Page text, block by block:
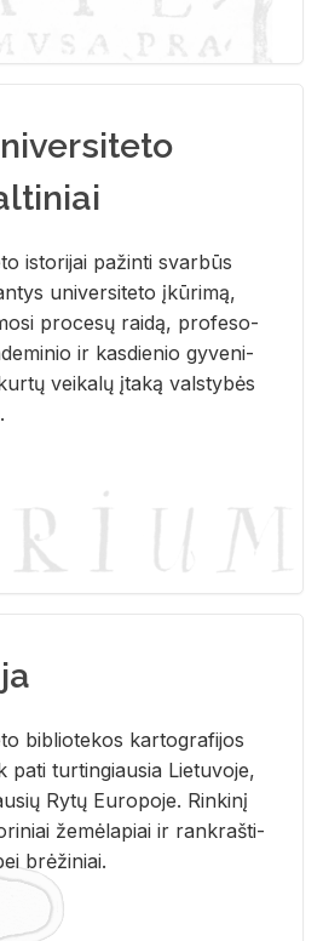
is­to­ri­jai pa­žin­ti svar­būs
uni­ver­si­te­to įkū­ri­mą,
pro­ce­sų rai­dą, pro­fe­so­
ir kas­die­nio gy­ve­ni­
vei­ka­lų įta­ką vals­ty­bės
bi­b­lio­te­kos kar­to­gra­fi­jos
pati tur­tin­giau­sia Lie­tu­vo­je,
Rytų Eu­ro­po­je. Rin­ki­nį
že­mė­la­piai ir rank­raš­ti­
brė­ži­niai.